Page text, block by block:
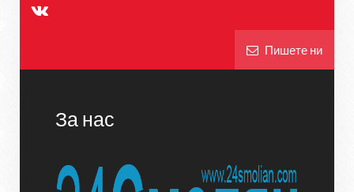
Пишете ни
За нас